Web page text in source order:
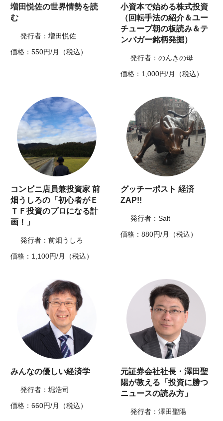
増田悦佐の世界情勢を読
む
発行者：増田悦佐
価格：550円/月（税込）
小資本で始める株式投資
（回転手法の紹介＆ユー
チューブ朝の板読み＆テ
ンバガー銘柄発掘）
発行者：のんきの母
価格：1,000円/月（税込）
コンビニ店員兼投資家 前
畑うしろの「初心者がＥ
ＴＦ投資のプロになる計
画！」
発行者：前畑うしろ
価格：1,100円/月（税込）
グッチーポスト 経済
ZAP!!
発行者：Salt
価格：880円/月（税込）
みんなの優しい経済学
発行者：堀浩司
価格：660円/月（税込）
元証券会社社長・澤田聖
陽が教える「投資に勝つ
ニュースの読み方」
発行者：澤田聖陽